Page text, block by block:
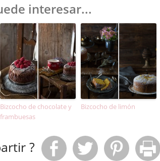
interesar...
Bizcocho de chocolate y
frambuesas
Bizcocho de limón
?